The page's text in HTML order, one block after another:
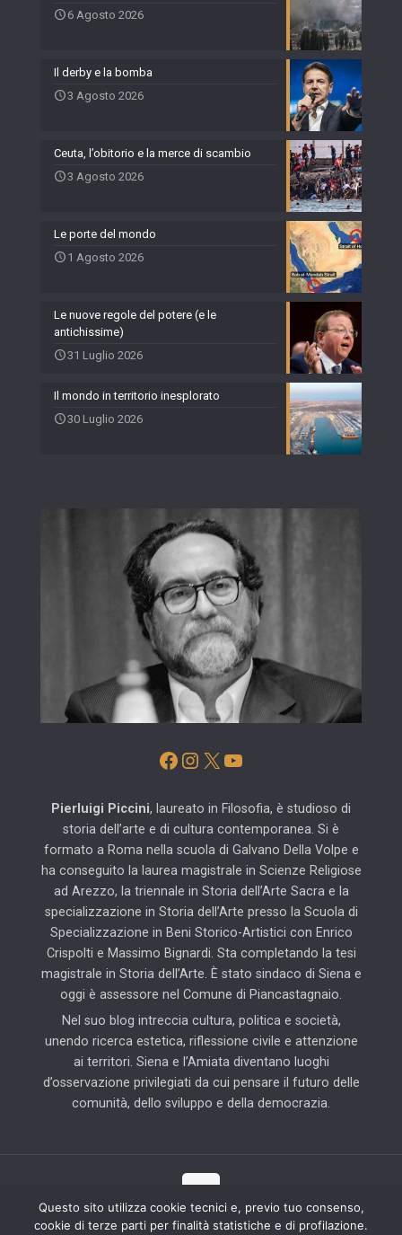
6 Agosto 2026
Il derby e la bomba
3 Agosto 2026
Ceuta, l’obitorio e la merce di scambio
3 Agosto 2026
Le porte del mondo
1 Agosto 2026
Le nuove regole del potere (e le
antichissime)
31 Luglio 2026
Il mondo in territorio inesplorato
30 Luglio 2026
Facebook
Instagram
X YouTube
Pierluigi Piccini, laureato in Filosofia, è studioso di
storia dell’arte e di cultura contemporanea. Si è
formato a Roma nella scuola di Galvano Della Volpe e
ha conseguito la laurea magistrale in Scienze Religiose
ad Arezzo, la triennale in Storia dell’Arte Sacra e la
specializzazione in Storia dell’Arte presso la Scuola di
Specializzazione in Beni Storico-Artistici con Enrico
Crispolti e Massimo Bignardi. Sta completando la tesi
magistrale in Storia dell’Arte. È stato sindaco di Siena e
oggi è assessore nel Comune di Piancastagnaio.
Nel suo blog intreccia cultura, politica e società,
unendo ricerca estetica, riflessione civile e attenzione
ai territori. Siena e l’Amiata diventano luoghi
d’osservazione privilegiati da cui pensare il futuro delle
comunità, dello sviluppo e della democrazia.
© 2025 Il Blog di Pierluigi Piccini | Tutti i diritti riservati | Partner
Questo sito utilizza cookie tecnici e, previo tuo consenso,
cookie di terze parti per finalità statistiche e di profilazione.